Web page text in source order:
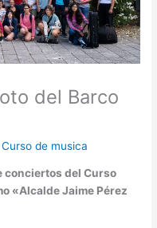
del Barco
Curso de musica
conciertos del Curso
«Alcalde Jaime Pérez